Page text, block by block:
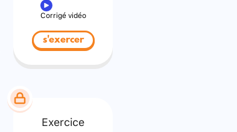
Corrigé vidéo
s'exercer
Exercice